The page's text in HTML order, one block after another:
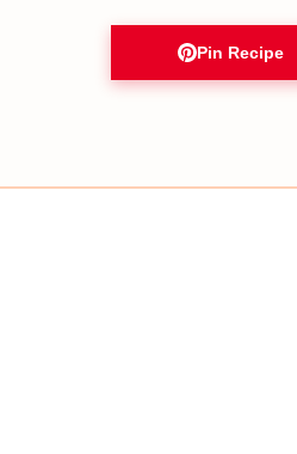
Pin Recipe